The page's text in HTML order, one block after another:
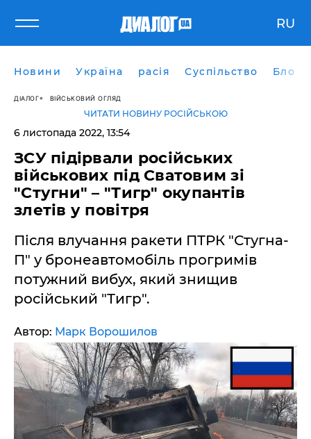
RU
Новини Україна расія Суспільство Блоги
ДІАЛОГ ВІЙСЬКОВИЙ ОГЛЯД
ЧИТАТИ НОВИНУ РОСІЙСЬКОЮ
6 листопада 2022, 13:54
ЗСУ підірвали російських
військових під Сватовим зі
"Стугни" – "Тигр" окупантів
злетів у повітря
Після влучання ракети ПТРК "Стугна-
П" у бронеавтомобіль прогримів
потужний вибух, який знищив
російський "Тигр".
Автор: Марк Ворошилов